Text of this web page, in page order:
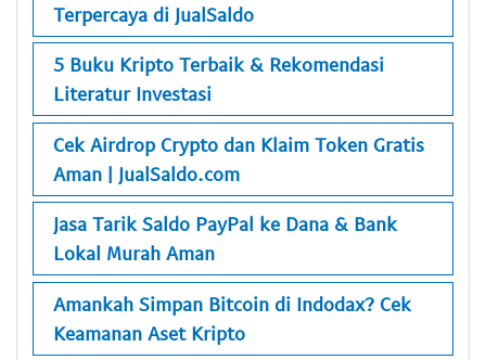
Terpercaya di JualSaldo
5 Buku Kripto Terbaik & Rekomendasi
Literatur Investasi
Cek Airdrop Crypto dan Klaim Token Gratis
Aman | JualSaldo.com
Jasa Tarik Saldo PayPal ke Dana & Bank
Lokal Murah Aman
Amankah Simpan Bitcoin di Indodax? Cek
Keamanan Aset Kripto